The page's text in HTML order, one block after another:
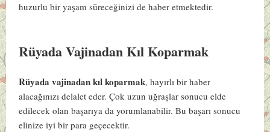
huzurlu bir yaşam süreceğinizi de haber etmektedir.
Rüyada Vajinadan Kıl Koparmak
Rüyada vajinadan kıl koparmak, hayırlı bir haber
alacağınızı delalet eder. Çok uzun uğraşlar sonucu elde
edilecek olan başarıya da yorumlanabilir. Bu başarı sonucu
elinize iyi bir para geçecektir.